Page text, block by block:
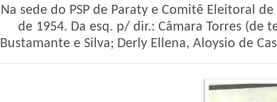
Na sede do PSP de Paraty e Comitê Eleitoral
de 1954. Da esq. p/ dir.: Câmara Torres (de
Bustamante e Silva; Derly Ellena, Aloysio de